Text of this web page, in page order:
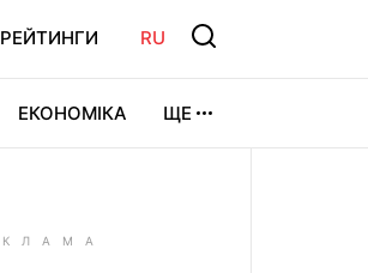
РЕЙТИНГИ RU
ЕКОНОМІКА ЩЕ